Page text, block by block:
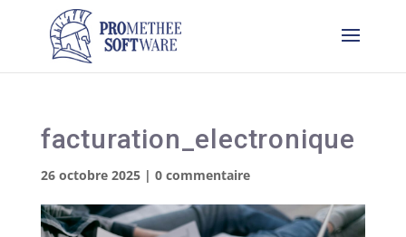
facturation_electronique
26 octobre 2025| 0 commentaire